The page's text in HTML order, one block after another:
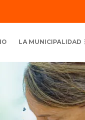
LA MUNICIPALIDAD